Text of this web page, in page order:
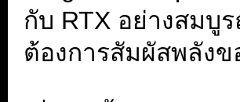
กับ RTX อย่างสมบู
ต้องการสัมผัสพลัง